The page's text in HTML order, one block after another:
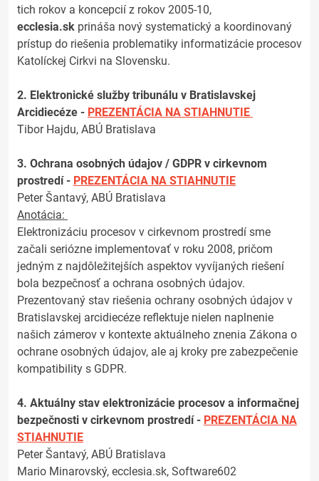
tich rokov a koncepcií z rokov 2005-10,
ecclesia.sk prináša nový systematický a koordinovaný
prístup do riešenia problematiky informatizácie procesov
Katolíckej Cirkvi na Slovensku.
2. Elektronické služby tribunálu v Bratislavskej
Arcidiecéze - PREZENTÁCIA NA STIAHNUTIE
Tibor Hajdu, ABÚ Bratislava
3. Ochrana osobných údajov / GDPR v cirkevnom
prostredí - PREZENTÁCIA NA STIAHNUTIE
Peter Šantavý, ABÚ Bratislava
Anotácia:
Elektronizáciu procesov v cirkevnom prostredí sme
začali seriózne implementovať v roku 2008, pričom
jedným z najdôležitejších aspektov vyvíjaných riešení
bola bezpečnosť a ochrana osobných údajov.
Prezentovaný stav riešenia ochrany osobných údajov v
Bratislavskej arcidiecéze reflektuje nielen naplnenie
našich zámerov v kontexte aktuálneho znenia Zákona o
ochrane osobných údajov, ale aj kroky pre zabezpečenie
kompatibility s GDPR.
4. Aktuálny stav elektronizácie procesov a informačnej
bezpečnosti v cirkevnom prostredí - PREZENTÁCIA NA
STIAHNUTIE
Peter Šantavý, ABÚ Bratislava
Mario Minarovský, ecclesia.sk, Software602